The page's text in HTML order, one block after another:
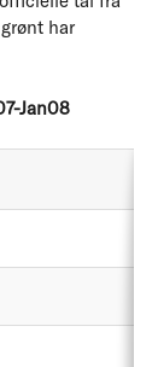
har
Jan08